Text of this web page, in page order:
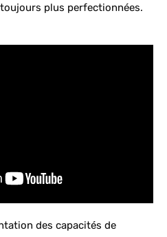
plus perfectionnées.
des capacités de